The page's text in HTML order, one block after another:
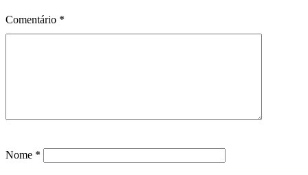
Comentário *
Nome *